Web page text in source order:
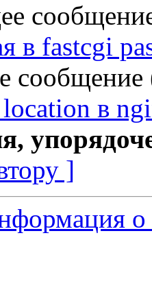
в fastcgi
сообщение
в
]